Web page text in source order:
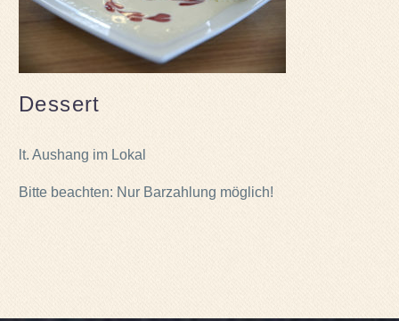
Dessert
lt. Aushang im Lokal
Bitte beachten: Nur Barzahlung möglich!